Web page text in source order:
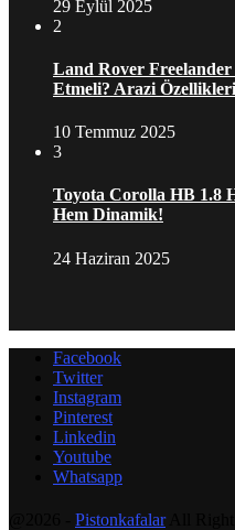
29 Eylül 2025
2
Land Rover
Etmeli? Arazi
10 Temmuz 2025
3
Toyota Corolla HB 1.8
Hem Dinamik!
24 Haziran 2025
Facebook
Twitter
Instagram
Pinterest
Linkedin
Youtube
Whatsapp
PistonkafalarAll Right